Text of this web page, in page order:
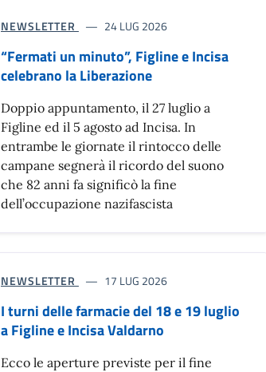
NEWSLETTER 24 LUG 2026
“Fermati un minuto”, Figline e Incisa
celebrano la Liberazione
Doppio appuntamento, il 27 luglio a
Figline ed il 5 agosto ad Incisa. In
entrambe le giornate il rintocco delle
campane segnerà il ricordo del suono
che 82 anni fa significò la fine
dell’occupazione nazifascista
NEWSLETTER 17 LUG 2026
I turni delle farmacie del 18 e 19 luglio
a Figline e Incisa Valdarno
Ecco le aperture previste per il fine